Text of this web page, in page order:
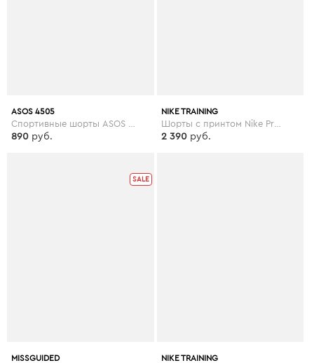
ASOS 4505
890 руб.
NIKE TRAINING
Шорты с принтом Nike Pro Training - 3 дюйма - Черный
2 390 руб.
SALE
MISSGUIDED NIKE TRAINING